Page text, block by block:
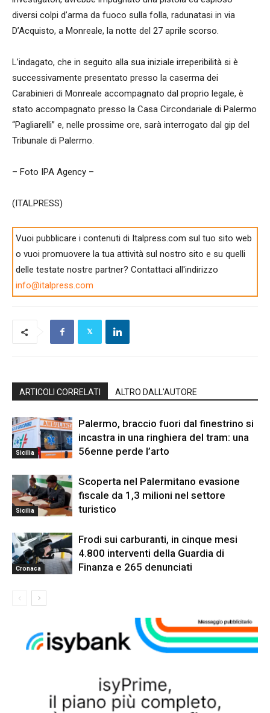
diversi colpi d’arma da fuoco sulla folla, radunatasi in via
D’Acquisto, a Monreale, la notte del 27 aprile scorso.
L’indagato, che in seguito alla sua iniziale irreperibilità si è
successivamente presentato presso la caserma dei
Carabinieri di Monreale accompagnato dal proprio legale, è
stato accompagnato presso la Casa Circondariale di Palermo
“Pagliarelli” e, nelle prossime ore, sarà interrogato dal gip del
Tribunale di Palermo.
– Foto IPA Agency –
(ITALPRESS)
Vuoi pubblicare i contenuti di Italpress.com sul tuo sito web
o vuoi promuovere la tua attività sul nostro sito e su quelli
delle testate nostre partner? Contattaci all'indirizzo
info@italpress.com
ARTICOLI CORRELATI ALTRO DALL'AUTORE
Sicilia
Palermo, braccio fuori dal finestrino si
incastra in una ringhiera del tram: una
56enne perde l’arto
Sicilia
Scoperta nel Palermitano evasione
fiscale da 1,3 milioni nel settore
turistico
Cronaca
Frodi sui carburanti, in cinque mesi
4.800 interventi della Guardia di
Finanza e 265 denunciati